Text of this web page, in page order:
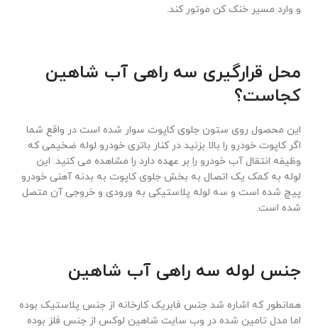
و وارد مسیر خنک کن موتور کند.
محل قرارگیری سه راهی آب شاهین
کجاست؟
این محصول روی ستون جلوی کاپوت سوار شده است در واقع شما
اگر کاپوت خودرو را بالا بزنید در کنار باتری خودرو لوله ضخیمی که
وظیفه انتقال آب خودرو را بر عهده دارد را مشاهده می کنید. این
لوله به کمک یک اتصال به بخش جلوی کاپوت به بدنه آهنی خودرو
پیچ شده است و سه لوله پلاستیکی به ورودی و خروجی آن متصل
شده است.
جنس لوله سه راهی آب شاهین
همانطور که اشاره شد جنس فابریک کارخانه از جنس پلاستیک بوده
اما مدل تامین شده در وب سایت شاهین لوکس از جنس فلز بوده